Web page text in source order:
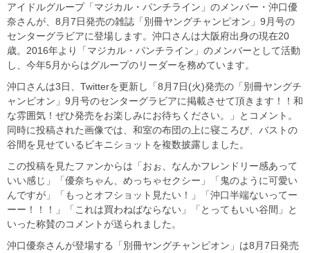
アイドルグループ「マジカル・パンチライン」のメンバー・沖口優
奈さんが、8月7日発売の雑誌「別冊ヤングチャンピオン」9月号の
センターグラビアに登場します。沖口さんは大阪府出身の現在20
歳。2016年より「マジカル・パンチライン」のメンバーとして活動
し、今年5月からはグループのリーダーを務めています。
沖口さんは3日、Twitterを更新し「8月7日(火)発売の「別冊ヤングチ
ャンピオン」9月号のセンターグラビアに掲載させて頂きます！！和
な雰囲気！ぜひ発売をお楽しみにお待ちください。」とコメント。
同時に投稿された画像では、和室の布団の上に寝ころび、バストの
谷間を見せているビキニショットを複数披露しました。
この投稿を見たファンからは「おぉ、なんかフレンドリー感あって
いい感じ」「優奈ちゃん、めっちゃセクシー」「鬼のように可愛い
んですが」「もっとオフショット見たい！」「沖口半端ないってー
ーー！！！」「これは買わねばならない」「とってもいい谷間」と
いった称賛のコメントが送られました。
沖口優奈さんが登場する「別冊ヤングチャンピオン」は8月7日発売